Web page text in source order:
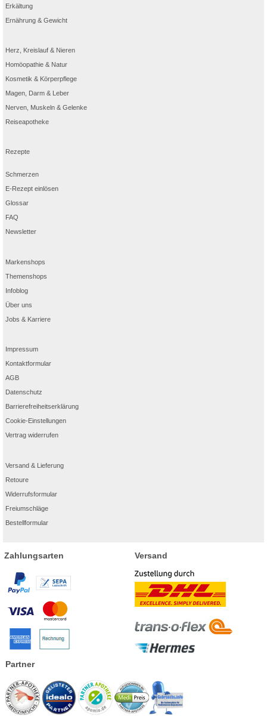
Erkältung
Ernährung & Gewicht
Herz, Kreislauf & Nieren
Homöopathie & Natur
Kosmetik & Körperpflege
Magen, Darm & Leber
Nerven, Muskeln & Gelenke
Reiseapotheke
Rezepte
Schmerzen
E-Rezept einlösen
Glossar
FAQ
Newsletter
Markenshops
Themenshops
Infoblog
Über uns
Jobs & Karriere
Impressum
Kontaktformular
AGB
Datenschutz
Barrierefreiheitserklärung
Cookie-Einstellungen
Vertrag widerrufen
Versand & Lieferung
Retoure
Widerrufsformular
Freiumschläge
Bestellformular
Zahlungsarten Versand
Partner